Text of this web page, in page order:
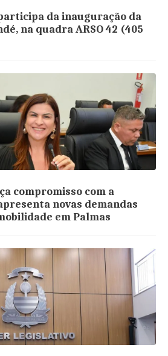
da inauguração da
na quadra ARSO 42 (405
compromisso com a
novas demandas
em Palmas